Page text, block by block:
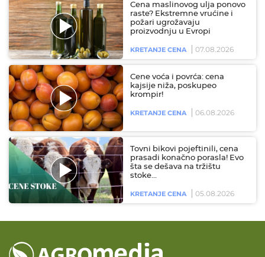
Cena maslinovog ulja ponovo
raste? Ekstremne vrućine i
požari ugrožavaju
proizvodnju u Evropi
KRETANJE CENA 07.08.2026
Cene voća i povrća: cena
kajsije niža, poskupeo
krompir!
KRETANJE CENA 06.08.2026
Tovni bikovi pojeftinili, cena
prasadi konačno porasla! Evo
šta se dešava na tržištu
stoke…
KRETANJE CENA 05.08.2026